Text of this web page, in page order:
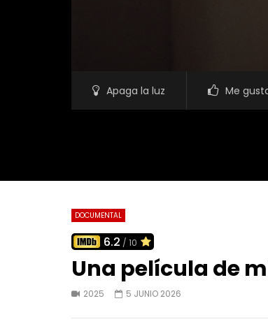
Apaga la luz Me
DOCUMENTAL
6.2 / 10
Una película de
2025 5 JUNIO 2026